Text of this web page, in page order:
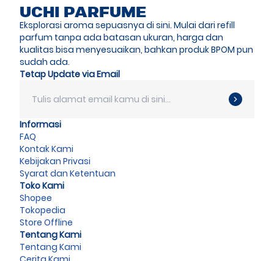
UCHI PARFUME
Eksplorasi aroma sepuasnya di sini. Mulai dari refill
parfum tanpa ada batasan ukuran, harga dan
kualitas bisa menyesuaikan, bahkan produk BPOM pun
sudah ada.
Tetap Update via Email
Informasi
FAQ
Kontak Kami
Kebijakan Privasi
Syarat dan Ketentuan
Toko Kami
Shopee
Tokopedia
Store Offline
Tentang Kami
Tentang Kami